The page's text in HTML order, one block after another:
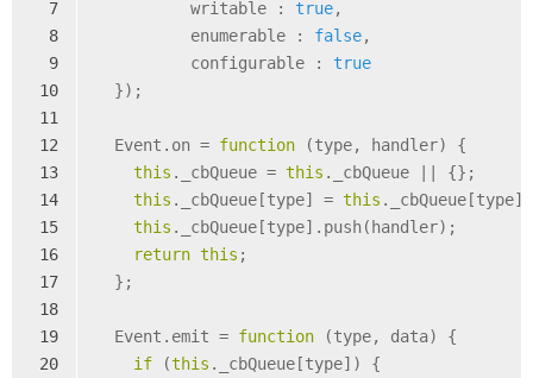
7
8
9
10
11
12
13
14
15
16
17
18
19
20
	  writable :
true,
	  enumerable :
false,
	  configurable :
true
  });
  Event.on =
function (type, handler) {
this ._cbQueue = this ._cbQueue || {};
this ._cbQueue[type] = this
this ._cbQueue[type].push(handler);
return this ;
  };
  Event.emit =
function (type, data) {
if (this ._cbQueue[type]) {